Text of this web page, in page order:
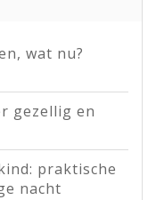
wat nu?
gezellig en
praktische
nacht